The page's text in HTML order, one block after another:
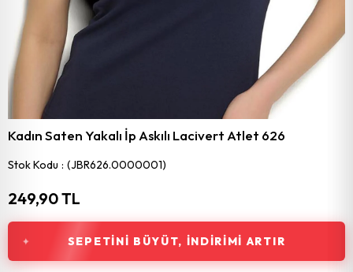
Kadın Saten Yakalı İp Askılı Lacivert Atlet 626
Stok Kodu (JBR626.0000001)
249,90 TL
SEPETINI BÜYÜT, İNDIRIMI ARTIR